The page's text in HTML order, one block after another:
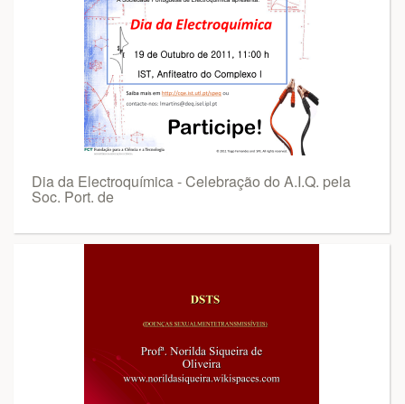
Dia da Electroquímica - Celebração do A.I.Q. pela
Soc. Port. de